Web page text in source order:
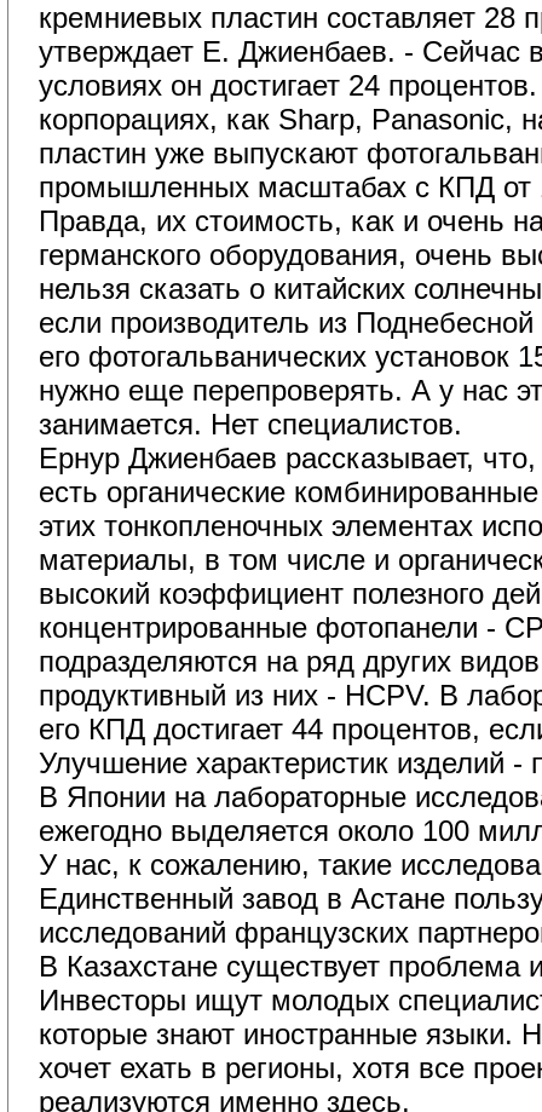
кремниевых пластин составляет 28
утверждает Е. Джиенбаев. - Сейчас
условиях он достигает 24
корпорациях, как Sharp, Panasonic,
пластин уже выпускают
промышленных масштабах с КПД от
Правда, их стоимость, как и очень
германского оборудования, очень
нельзя сказать о китайских
если производитель из
его фотогальванических установок
нужно еще перепроверять. А у нас
занимается. Нет специалистов.
Ернур Джиенбаев рассказывает,
есть органические
этих тонкопленочных элементах
материалы, в том числе и
высокий коэффициент полезного
концентрированные фотопанели -
подразделяются на ряд других
продуктивный из них - НСPV. В
его КПД достигает 44 процентов,
Улучшение характеристик изделий -
В Японии на лабораторные
ежегодно выделяется около 100
У нас, к сожалению, такие
Единственный завод в Астане
исследований французских
В Казахстане существует проблема
Инвесторы ищут молодых
которые знают иностранные языки.
хочет ехать в регионы, хотя все
реализуются именно здесь.